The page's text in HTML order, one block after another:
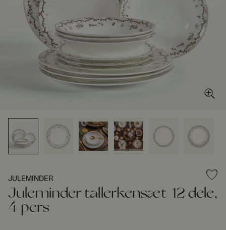
JULEMINDER
Juleminder tallerkensæt 12 dele,
4 pers